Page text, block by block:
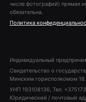
числе фотографий) прямая
обязательна.
Политика
Индивидуальный
Свидетельство о
Минским горисполкомом
УНП 193108136, Тел.
Юридический / почтовый